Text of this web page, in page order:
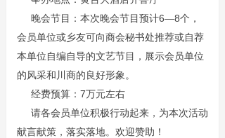
晚会节目：本次晚会节目预计6—8个，
会员单位或乡友可向商会秘书处推荐或自荐
本单位自编自导的文艺节目，展示会员单位
的风采和川商的良好形象。
经费预算：7万元左右
请各会员单位积极行动起来，为本次活动
献言献策，落实落地。欢迎赞助！